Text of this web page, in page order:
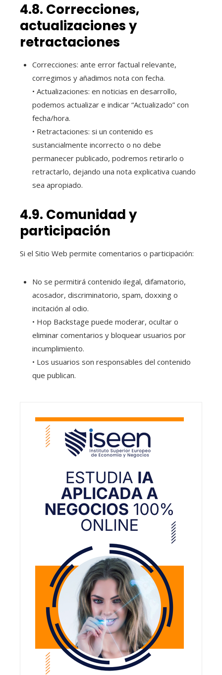
4.8. Correcciones,
actualizaciones y
retractaciones
Correcciones: ante error factual relevante,
corregimos y añadimos nota con fecha.
• Actualizaciones: en noticias en desarrollo,
podemos actualizar e indicar “Actualizado” con
fecha/hora.
• Retractaciones: si un contenido es
sustancialmente incorrecto o no debe
permanecer publicado, podremos retirarlo o
retractarlo, dejando una nota explicativa cuando
sea apropiado.
4.9. Comunidad y
participación
Si el Sitio Web permite comentarios o participación:
No se permitirá contenido ilegal, difamatorio,
acosador, discriminatorio, spam, doxxing o
incitación al odio.
• Hop Backstage puede moderar, ocultar o
eliminar comentarios y bloquear usuarios por
incumplimiento.
• Los usuarios son responsables del contenido
que publican.